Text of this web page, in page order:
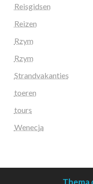
Reisgidsen
Reizen
Rzym
Rzym
Strandvakanties
toeren
tours
Wenecja